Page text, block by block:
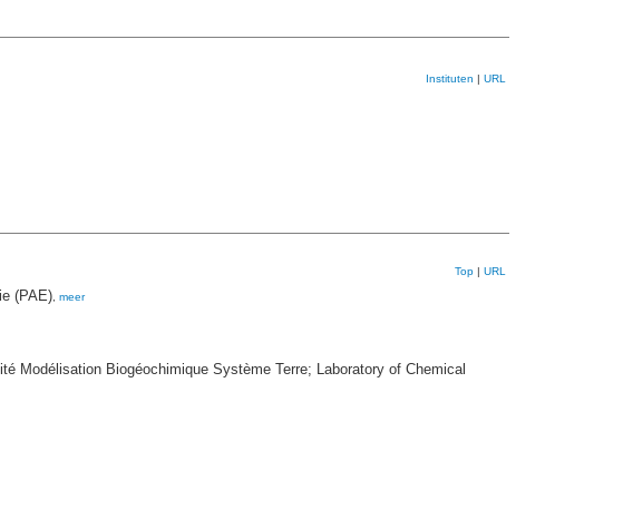
Instituten | URL
Top | URL
(PAE), meer
Modélisation Biogéochimique Système Terre; Laboratory of Chemical